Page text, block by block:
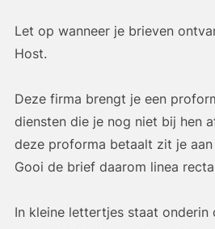
Let op wanneer je brieven
Host.
Deze firma brengt je een
diensten die je nog niet bij hen
deze proforma betaalt zit je
Gooi de brief daarom linea
In kleine lettertjes staat onderin